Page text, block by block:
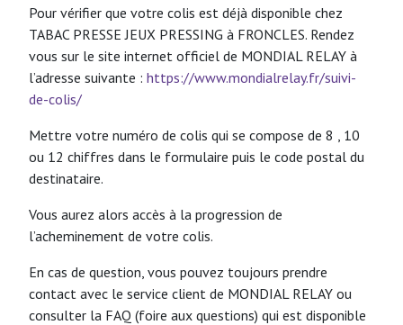
Pour vérifier que votre colis est déjà disponible chez
TABAC PRESSE JEUX PRESSING à FRONCLES. Rendez
vous sur le site internet officiel de MONDIAL RELAY à
l’adresse suivante : https://www.mondialrelay.fr/suivi-
de-colis/
Mettre votre numéro de colis qui se compose de 8 , 10
ou 12 chiffres dans le formulaire puis le code postal du
destinataire.
Vous aurez alors accès à la progression de
l’acheminement de votre colis.
En cas de question, vous pouvez toujours prendre
contact avec le service client de MONDIAL RELAY ou
consulter la FAQ (foire aux questions) qui est disponible